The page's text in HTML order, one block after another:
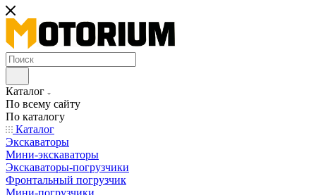
Каталог
По всему сайту
По каталогу
Каталог
Экскаваторы
Мини-экскаваторы
Экскаваторы-погрузчики
Фронтальный погрузчик
Мини-погрузчики